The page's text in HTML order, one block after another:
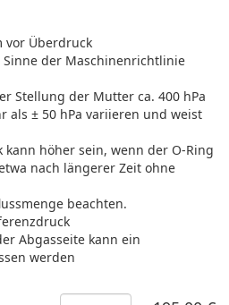
vor Überdruck
der Maschinenrichtlinie
Stellung der Mutter ca. 400 hPa
als ± 50 hPa variieren und weist
höher sein, wenn der O-Ring
nach längerer Zeit ohne
beachten.
Abgasseite kann ein
werden